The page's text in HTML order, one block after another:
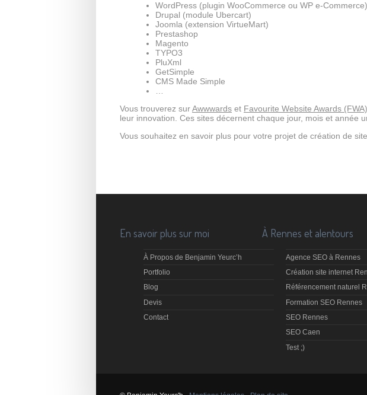
WordPress (plugin WooCommerce ou WP e-Commerce)
Drupal (module Ubercart)
Joomla (extension VirtueMart)
Prestashop
Magento
TYPO3
PluXml
GetSimple
CMS Made Simple
…
Vous trouverez surAwwwards et Favourite Website Awards (FWA)
leur innovation. Ces sites décernent chaque jour, mois et année
Vous souhaitez en savoir plus pour votre projet de création de
En savoir plus sur moi
À Propos de Benjamin Yeurc’h
Portfolio
Blog
Devis
Contact
À Rennes et alentours
Agence SEO à Rennes
Création site internet
Référencement naturel
Formation SEO Rennes
SEO Rennes
SEO Caen
Test ;)